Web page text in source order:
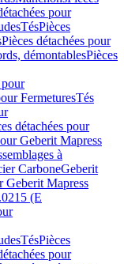
pour
TésPièces
Pièces détachées pour
démontablesPièces
pour
FermeturesTés
détachées pour
Geberit Mapress
à
CarboneGeberit
Geberit Mapress
(E
TésPièces
pour